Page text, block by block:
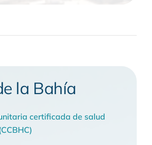
la Bahía
certificada de salud